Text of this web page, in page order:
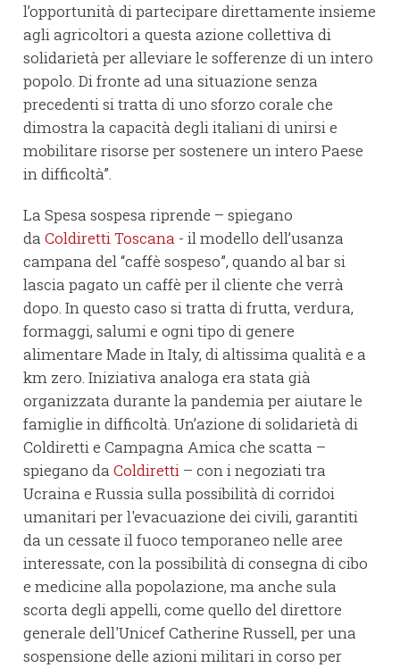
l’opportunità di partecipare direttamente insieme
agli agricoltori a questa azione collettiva di
solidarietà per alleviare le sofferenze di un intero
popolo. Di fronte ad una situazione senza
precedenti si tratta di uno sforzo corale che
dimostra la capacità degli italiani di unirsi e
mobilitare risorse per sostenere un intero Paese
in difficoltà”.
La Spesa sospesa riprende – spiegano
da Coldiretti Toscana - il modello dell’usanza
campana del “caffè sospeso”, quando al bar si
lascia pagato un caffè per il cliente che verrà
dopo. In questo caso si tratta di frutta, verdura,
formaggi, salumi e ogni tipo di genere
alimentare Made in Italy, di altissima qualità e a
km zero. Iniziativa analoga era stata già
organizzata durante la pandemia per aiutare le
famiglie in difficoltà. Un’azione di solidarietà di
Coldiretti e Campagna Amica che scatta –
spiegano da Coldiretti – con i negoziati tra
Ucraina e Russia sulla possibilità di corridoi
umanitari per l'evacuazione dei civili, garantiti
da un cessate il fuoco temporaneo nelle aree
interessate, con la possibilità di consegna di cibo
e medicine alla popolazione, ma anche sula
scorta degli appelli, come quello del direttore
generale dell'Unicef Catherine Russell, per una
sospensione delle azioni militari in corso per